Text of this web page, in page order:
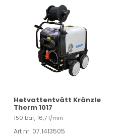
Hetvattentvätt Kränzle
Therm 1017
150 bar, 16,7 l/min
Art nr. 07.1413505